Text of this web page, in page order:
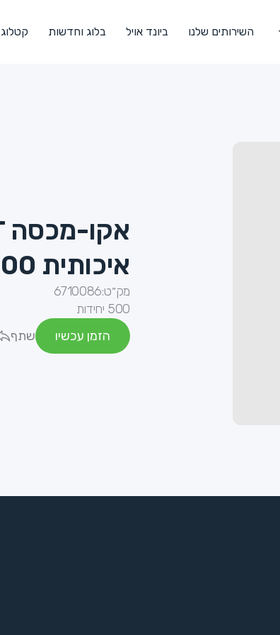
השירותים שלנו ביונד אויל בלוג וחדשות קטלוג
איכותית 750/1200 מ"ל
מק״ט:6710086
500 יחידות
הזמן עכשיו
שתף